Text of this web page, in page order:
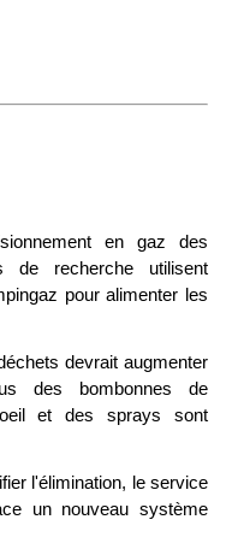
en gaz des
de recherche utilisent
pour alimenter les
devrait augmenter
des bombonnes de
oeil et des sprays sont
l'élimination, le service
un nouveau système